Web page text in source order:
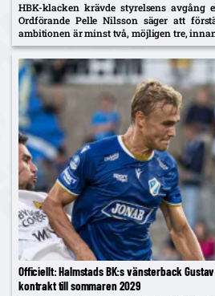
HBK-klacken krävde styrelsens avgång
Ordförande Pelle Nilsson säger att
ambitionen är minst två, möjligen tre,
Officiellt: Halmstads BK:s vänsterback
kontrakt till sommaren 2029